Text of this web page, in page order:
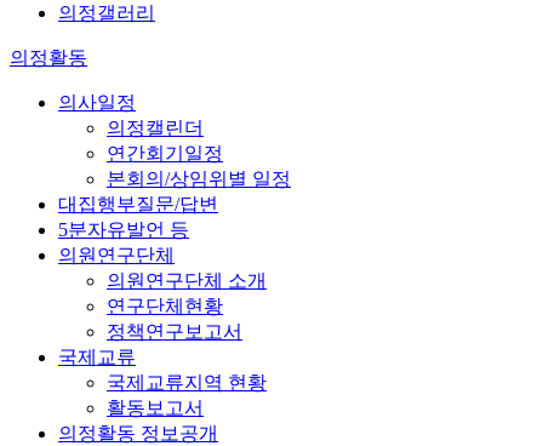
의정갤러리
의정활동
의사일정
의정캘린더
연간회기일정
본회의/상임위별 일정
대집행부질문/답변
5분자유발언 등
의원연구단체
의원연구단체 소개
연구단체현황
정책연구보고서
국제교류
국제교류지역 현황
활동보고서
의정활동 정보공개